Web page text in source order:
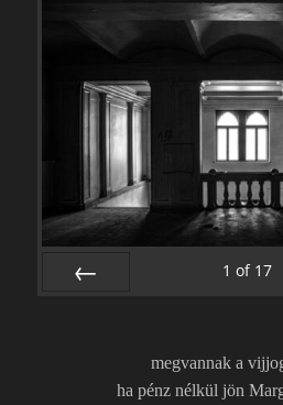
1 of 17
megvannak a
ha pénz nélkül jön